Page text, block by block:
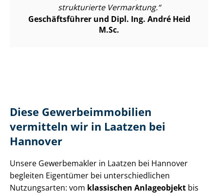
strukturierte Vermarktung.
Geschäftsführer und Dipl. Ing. André Heid
M.Sc.
Diese Ge­wer­be­im­mo­bi­li­en
vermitteln wir in Laatzen bei
Hannover
Unsere Gewerbemakler in Laatzen bei Hannover
begleiten Eigentümer bei un­ter­schied­li­chen
Nutzungsarten: vom klassischen Anlageobjekt bis